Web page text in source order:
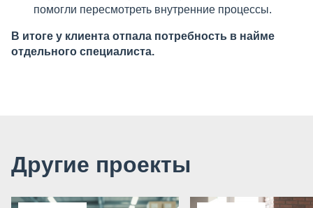
помогли пересмотреть внутренние процессы.
В итоге у клиента отпала потребность в найме
отдельного специалиста.
Другие проекты